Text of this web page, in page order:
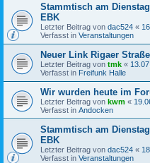
Stammtisch am
EBK
Letzter Beitrag von dac524 «
Verfasst in Veranstaltungen
Neuer Link Rigaer
Letzter Beitrag von tmk «
Verfasst in Freifunk Halle
Wir wurden heute im
Letzter Beitrag von kwm «
Verfasst in Andocken
Stammtisch am
EBK
Letzter Beitrag von dac524 «
Verfasst in Veranstaltungen